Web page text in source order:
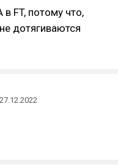
FT, потому что,
дотягиваются
27.12.2022